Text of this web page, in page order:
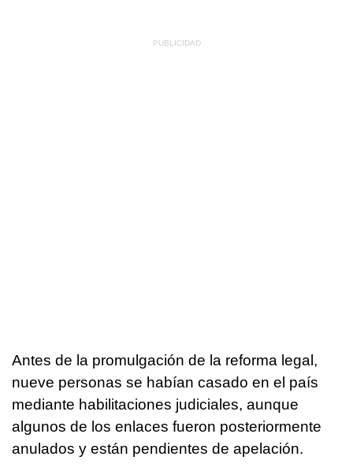
Antes de la promulgación de la reforma legal,
nueve personas se habían casado en el país
mediante habilitaciones judiciales, aunque
algunos de los enlaces fueron posteriormente
anulados y están pendientes de apelación.